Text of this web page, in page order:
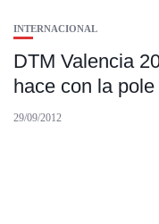
INTERNACIONAL
DTM Valencia
hace con la pole
29/09/2012